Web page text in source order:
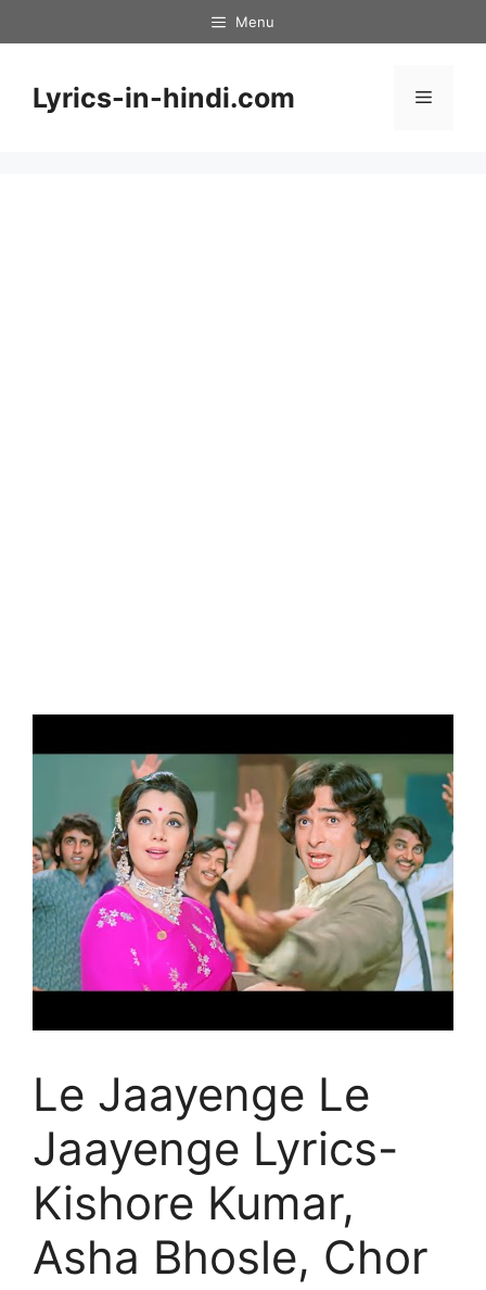
to
Menu
Lyrics-in-hindi.com Menu
Le Jaayenge Le
Jaayenge Lyrics-
Kishore Kumar,
Asha Bhosle, Chor